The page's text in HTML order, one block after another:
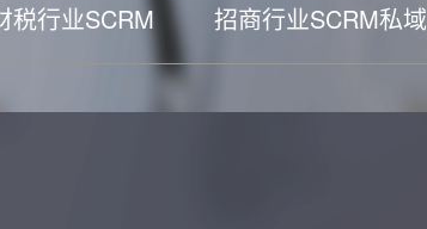
税行业SCRM 招商行业SCRM私域